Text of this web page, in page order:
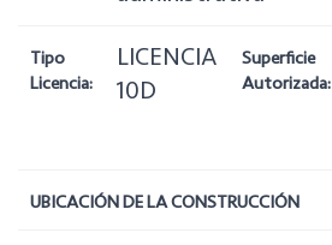
Tipo
Licencia:
LICENCIA
10D
Superficie
Autorizada:
UBICACIÓN DE LA CONSTRUCCIÓN